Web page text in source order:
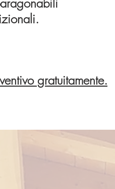
gratuitamente.